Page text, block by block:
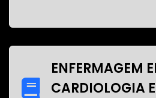
ENFERMAGEM
CARDIOLOGIA E